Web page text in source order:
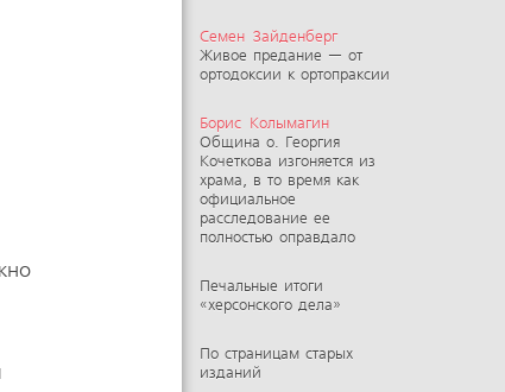
Семен Зайденберг
Живое предание — от
ортодоксии к ортопраксии
Борис Колымагин
Община о. Георгия
Кочеткова изгоняется из
храма, в то время как
официальное
расследование ее
полностью оправдало
Печальные итоги
«херсонского дела»
По страницам старых
изданий